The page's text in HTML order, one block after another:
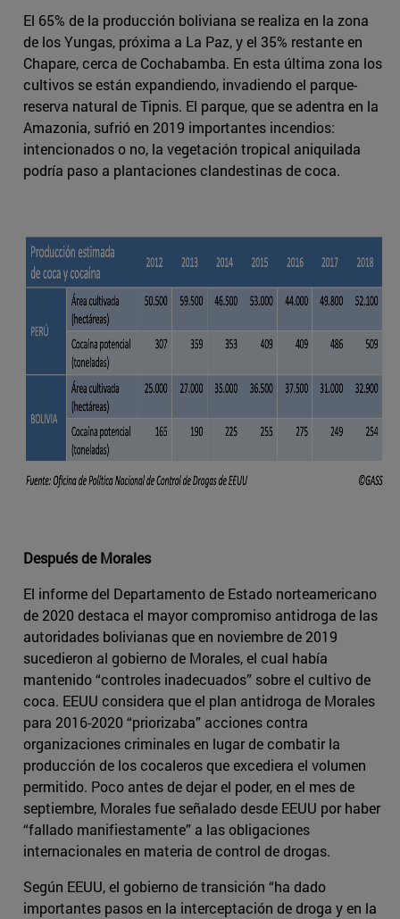
El 65% de la producción boliviana se realiza en la zona
de los Yungas, próxima a La Paz, y el 35% restante en
Chapare, cerca de Cochabamba. En esta última zona los
cultivos se están expandiendo, invadiendo el parque-
reserva natural de Tipnis. El parque, que se adentra en la
Amazonia, sufrió en 2019 importantes incendios:
intencionados o no, la vegetación tropical aniquilada
podría paso a plantaciones clandestinas de coca.
Después de Morales
El informe del Departamento de Estado norteamericano
de 2020 destaca el mayor compromiso antidroga de las
autoridades bolivianas que en noviembre de 2019
sucedieron al gobierno de Morales, el cual había
mantenido “controles inadecuados” sobre el cultivo de
coca. EEUU considera que el plan antidroga de Morales
para 2016-2020 “priorizaba” acciones contra
organizaciones criminales en lugar de combatir la
producción de los cocaleros que excediera el volumen
permitido. Poco antes de dejar el poder, en el mes de
septiembre, Morales fue señalado desde EEUU por haber
“fallado manifiestamente” a las obligaciones
internacionales en materia de control de drogas.
Según EEUU, el gobierno de transición “ha dado
importantes pasos en la interceptación de droga y en la